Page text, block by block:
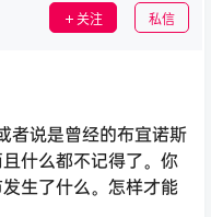
关注 私信
者说是曾经的布宜诺斯
什么都不记得了。你
生了什么。怎样才能